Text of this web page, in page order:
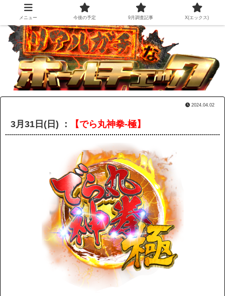
2024.04.02
3月31日(日) ： 【でら丸神拳-極】
メニュー 今後の予定 9月調査記事 X(エックス)